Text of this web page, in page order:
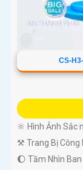
CS-
🔆 Hình Ảnh Sắc
⚒ Trang Bị Công
🌔 Tầm Nhìn